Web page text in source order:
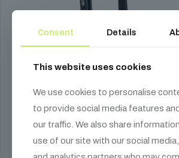
Consent Details
This website uses cookies
We use cookies to personalise
to provide social media features
our traffic. We also share
use of our site with our social